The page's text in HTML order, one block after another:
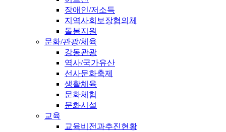
장애인/저소득
지역사회보장협의체
돌봄지원
문화/관광/체육
강동관광
역사/국가유산
선사문화축제
생활체육
문화체험
문화시설
교육
교육비전과추진현황